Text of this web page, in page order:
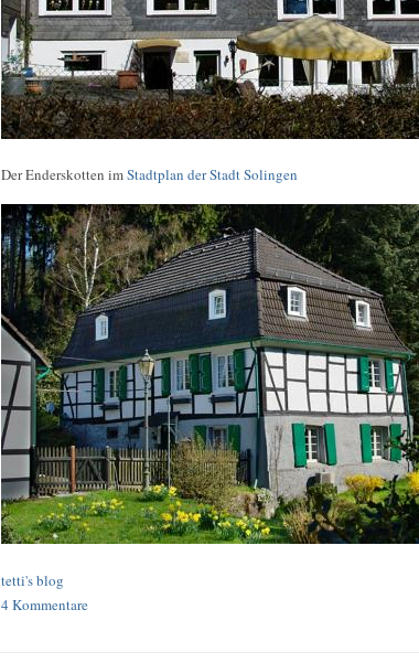
Der Enderskotten imStadtplan der Stadt Solingen
tetti's blog
4 Kommentare